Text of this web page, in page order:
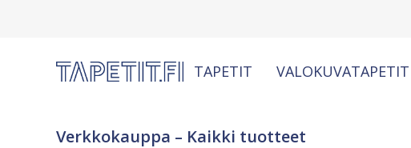
TAPETIT VALOKUVATAPETIT
Verkkokauppa – Kaikki tuotteet